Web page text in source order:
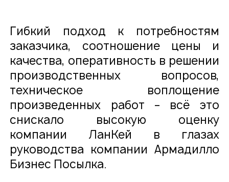
Гибкий подход к потребностям
заказчика, соотношение цены и
качества, оперативность в решении
производственных вопросов,
техническое воплощение
произведенных работ – всё это
снискало высокую оценку
компании ЛанКей в глазах
руководства компании Армадилло
Бизнес Посылка.